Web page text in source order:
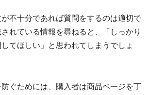
不十分であれば質問をするのは適切で
れている情報を尋ねると、「しっかり
てほしい」と思われてしまうでしょ
ぐためには、購入者は商品ページを丁